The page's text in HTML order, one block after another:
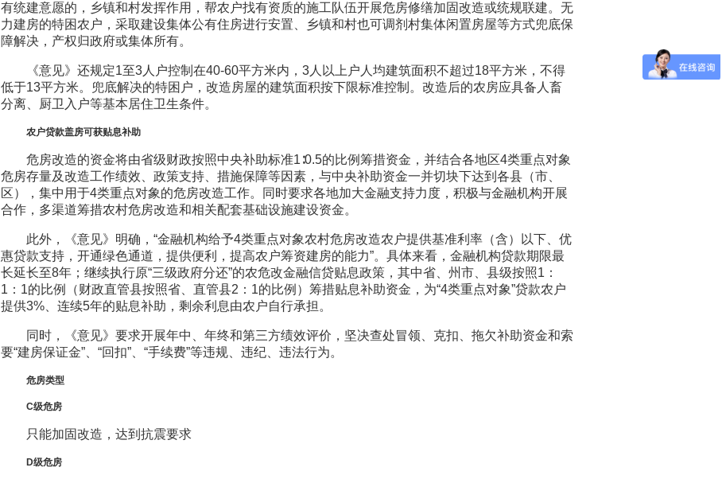
有统建意愿的，乡镇和村发挥作用，帮农户找有资质的施工队伍开展危房修缮加固改造或统规联建。无
力建房的特困农户，采取建设集体公有住房进行安置、乡镇和村也可调剂村集体闲置房屋等方式兜底保
障解决，产权归政府或集体所有。
《意见》还规定1至3人户控制在40-60平方米内，3人以上户人均建筑面积不超过18平方米，不得
低于13平方米。兜底解决的特困户，改造房屋的建筑面积按下限标准控制。改造后的农房应具备人畜
分离、厨卫入户等基本居住卫生条件。
农户贷款盖房可获贴息补助
危房改造的资金将由省级财政按照中央补助标准1∶0.5的比例筹措资金，并结合各地区4类重点对象
危房存量及改造工作绩效、政策支持、措施保障等因素，与中央补助资金一并切块下达到各县（市、
区），集中用于4类重点对象的危房改造工作。同时要求各地加大金融支持力度，积极与金融机构开展
合作，多渠道筹措农村危房改造和相关配套基础设施建设资金。
此外，《意见》明确，“金融机构给予4类重点对象农村危房改造农户提供基准利率（含）以下、优
惠贷款支持，开通绿色通道，提供便利，提高农户筹资建房的能力”。具体来看，金融机构贷款期限最
长延长至8年；继续执行原“三级政府分还”的农危改金融信贷贴息政策，其中省、州市、县级按照1：
1：1的比例（财政直管县按照省、直管县2：1的比例）筹措贴息补助资金，为“4类重点对象”贷款农户
提供3%、连续5年的贴息补助，剩余利息由农户自行承担。
同时，《意见》要求开展年中、年终和第三方绩效评价，坚决查处冒领、克扣、拖欠补助资金和索
要“建房保证金”、“回扣”、“手续费”等违规、违纪、违法行为。
危房类型
C级危房
只能加固改造，达到抗震要求
D级危房